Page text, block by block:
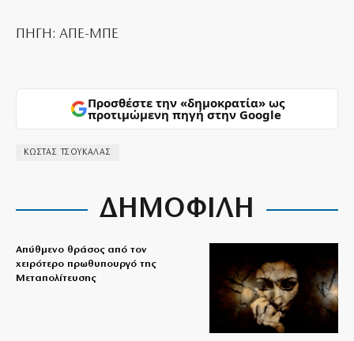
ΠΗΓΗ: ΑΠΕ-ΜΠΕ
Προσθέστε την «δημοκρατία» ως
προτιμώμενη πηγή στην Google
ΚΩΣΤΑΣ ΤΣΟΥΚΑΛΑΣ
ΔΗΜΟΦΙΛΗ
Απύθμενο θράσος από τον
χειρότερο πρωθυπουργό της
Μεταπολίτευσης